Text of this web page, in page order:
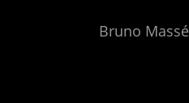
Bruno Massé